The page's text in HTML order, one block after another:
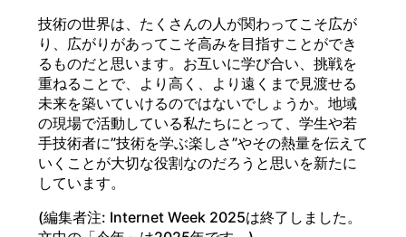
技術の世界は、たくさんの人が関わってこそ広が
り、広がりがあってこそ高みを目指すことができ
るものだと思います。お互いに学び合い、挑戦を
重ねることで、より高く、より遠くまで見渡せる
未来を築いていけるのではないでしょうか。地域
の現場で活動している私たちにとって、学生や若
手技術者に”技術を学ぶ楽しさ”やその熱量を伝えて
いくことが大切な役割なのだろうと思いを新たに
しています。
(編集者注: Internet Week 2025は終了しました。